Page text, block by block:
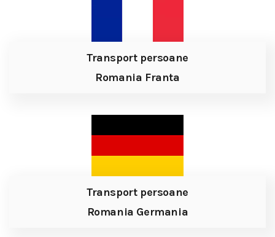
Transport persoane
Romania Franta
Transport persoane
Romania Germania